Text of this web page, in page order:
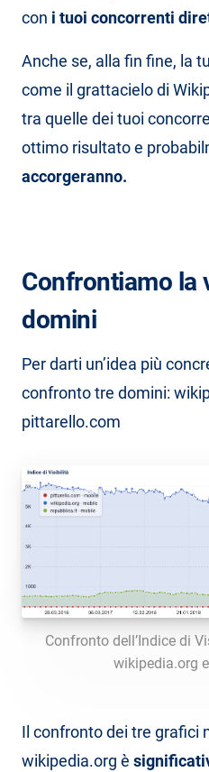
con i tuoi concorrenti
Anche se, alla fin fine, la
come il grattacielo di
tra quelle dei tuoi
ottimo risultato e
accorgeranno.
Confrontiamo la
domini
Per darti un’idea più
confronto tre domini:
pittarello.com
Confronto dell’Indice di
wikipedia.org
Il confronto dei tre grafici
wikipedia.org è